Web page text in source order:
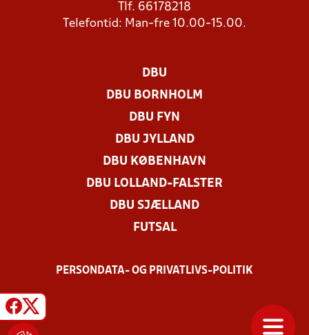
Tlf. 66178218
Telefontid: Man-fre 10.00-15.00.
DBU
DBU BORNHOLM
DBU FYN
DBU JYLLAND
DBU KØBENHAVN
DBU LOLLAND-FALSTER
DBU SJÆLLAND
FUTSAL
PERSONDATA- OG PRIVATLIVS-POLITIK